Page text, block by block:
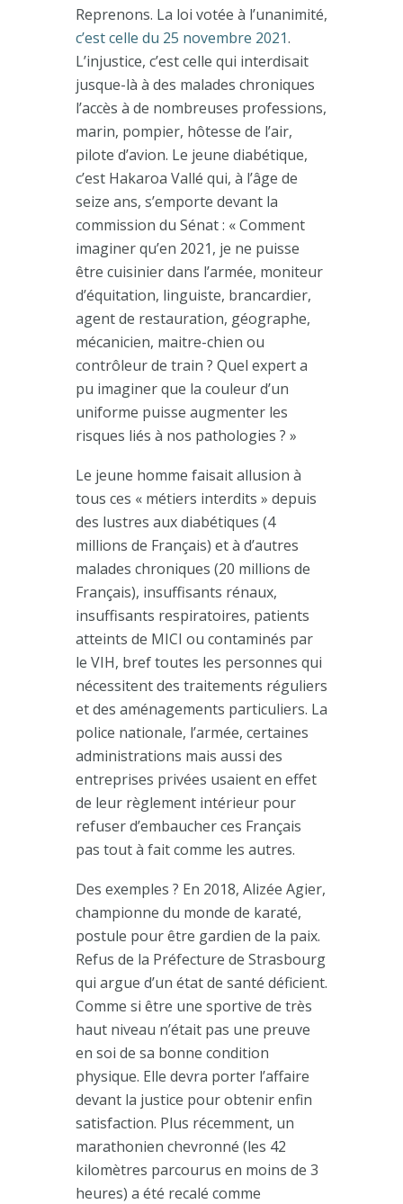
Reprenons. La loi votée à l’unanimité,
c’est celle du 25 novembre 2021.
L’injustice, c’est celle qui interdisait
jusque-là à des malades chroniques
l’accès à de nombreuses professions,
marin, pompier, hôtesse de l’air,
pilote d’avion. Le jeune diabétique,
c’est Hakaroa Vallé qui, à l’âge de
seize ans, s’emporte devant la
commission du Sénat : « Comment
imaginer qu’en 2021, je ne puisse
être cuisinier dans l’armée, moniteur
d’équitation, linguiste, brancardier,
agent de restauration, géographe,
mécanicien, maitre-chien ou
contrôleur de train ? Quel expert a
pu imaginer que la couleur d’un
uniforme puisse augmenter les
risques liés à nos pathologies ? »
Le jeune homme faisait allusion à
tous ces « métiers interdits » depuis
des lustres aux diabétiques (4
millions de Français) et à d’autres
malades chroniques (20 millions de
Français), insuffisants rénaux,
insuffisants respiratoires, patients
atteints de MICI ou contaminés par
le VIH, bref toutes les personnes qui
nécessitent des traitements réguliers
et des aménagements particuliers. La
police nationale, l’armée, certaines
administrations mais aussi des
entreprises privées usaient en effet
de leur règlement intérieur pour
refuser d’embaucher ces Français
pas tout à fait comme les autres.
Des exemples ? En 2018, Alizée Agier,
championne du monde de karaté,
postule pour être gardien de la paix.
Refus de la Préfecture de Strasbourg
qui argue d’un état de santé déficient.
Comme si être une sportive de très
haut niveau n’était pas une preuve
en soi de sa bonne condition
physique. Elle devra porter l’affaire
devant la justice pour obtenir enfin
satisfaction. Plus récemment, un
marathonien chevronné (les 42
kilomètres parcourus en moins de 3
heures) a été recalé comme